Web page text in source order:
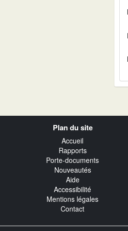
Plan du site
Accueil
Rapports
Porte-documents
Nouveautés
Aide
Accessibilité
Mentions légales
Contact